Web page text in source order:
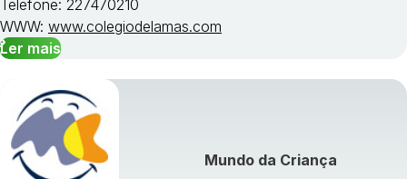
Telefone: 227470210
WWW: www.colegiodelamas.com
Ler mais
Mundo da Criança